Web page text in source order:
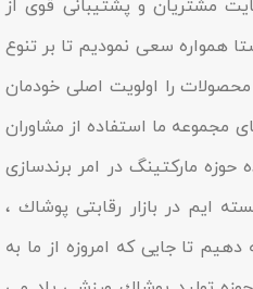
مشتریان و پشتیبانی قوی از
همواره سعی نمودیم تا بر تنوع
را اولویت اصلی خودمان
مجموعه ما استفاده از مشاوران
مارکتینگ در امر برندسازى
ایم در بازار رقابتى پوشاك ،
دهیم تا جایى که امروزه از ما به